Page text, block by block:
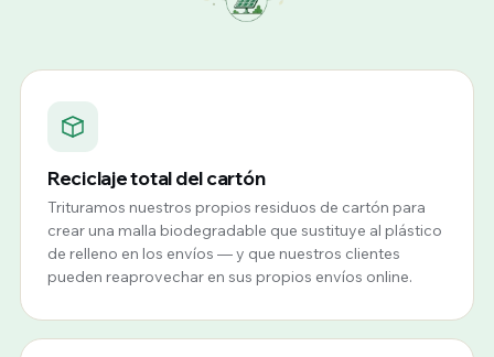
Reciclaje total del cartón
Trituramos nuestros propios residuos de cartón para
crear una malla biodegradable que sustituye al plástico
de relleno en los envíos — y que nuestros clientes
pueden reaprovechar en sus propios envíos online.